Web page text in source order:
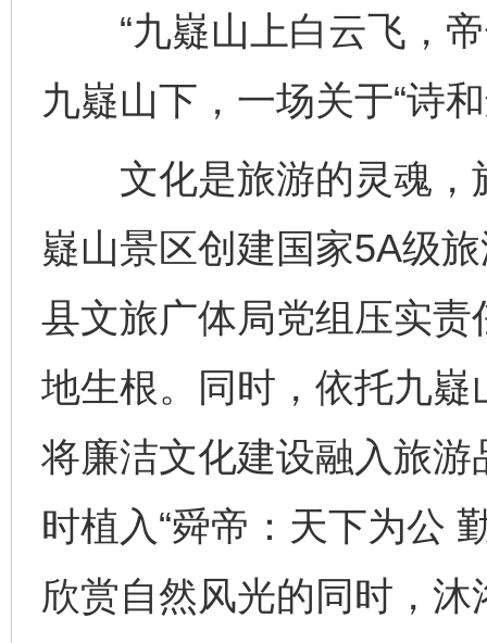
“九嶷山上白云飞，帝
九嶷山下，一场关于“诗
文化是旅游的灵魂，
嶷山景区创建国家5A级
县文旅广体局党组压实
地生根。同时，依托九
将廉洁文化建设融入旅
时植入“舜帝：天下为公
欣赏自然风光的同时，沐